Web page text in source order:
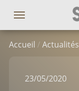
Accueil / Actualités
23/05/2020